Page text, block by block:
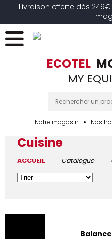
Livraison offerte dès
ECOTEL
MY
Notre magasin Nos
Cuisine
ACCUEIL Catalogue